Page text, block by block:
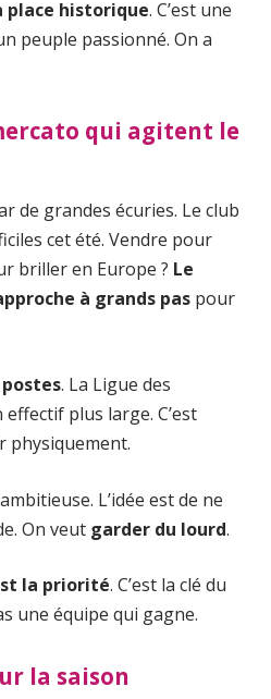
place historique. C’est une
peuple passionné. On a
qui agitent le
de grandes écuries. Le club
cet été. Vendre pour
briller en Europe ? Le
à grands pas pour
. La Ligue des
plus large. C’est
physiquement.
L’idée est de ne
On veut garder du lourd.
la priorité. C’est la clé du
une équipe qui gagne.
la saison